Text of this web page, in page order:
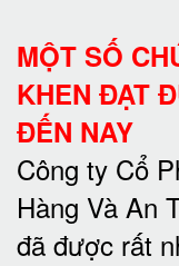
MỘT SỐ
KHEN ĐẠT
ĐẾN NAY
Công ty Cổ
Hàng Và An
đã được rất